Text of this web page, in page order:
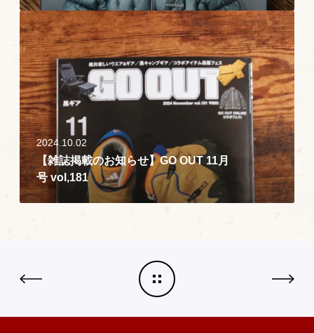
】
G
O
O
U
T
1
2
月
号
v
8
【
雑
誌
掲
載
の
お
知
ら
せ
】
U
2024.10.02
【雑誌掲載のお知らせ】GO OUT 11月
号 vol,181